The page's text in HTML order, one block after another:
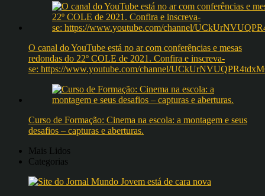
O canal do YouTube está no ar com conferências e mesas
redondas do 22º COLE de 2021. Confira e inscreva-
se: https://www.youtube.com/channel/
Curso de Formação: Cinema na escola: a montagem e seus
desafios – capturas e aberturas.
Mais Lidos
Categorias